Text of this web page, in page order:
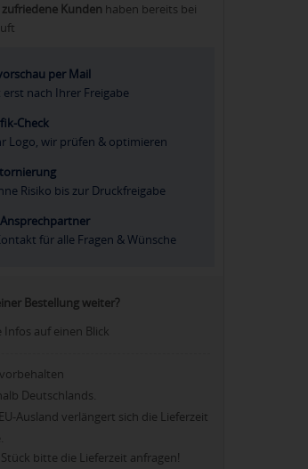
zufriedene Kunden haben bereits bei
per Mail
nach Ihrer Freigabe
Check
Logo, wir prüfen & optimieren
Risiko bis zur Druckfreigabe
für alle Fragen & Wünsche
Bestellung weiter?
Infos auf einen Blick
Deutschlands.
Ausland verlängert sich die Lieferzeit
bitte die Lieferzeit anfragen!